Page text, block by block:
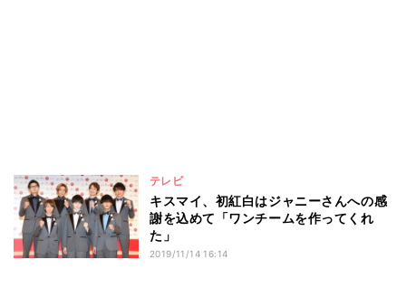
テレビ
キスマイ、初紅白はジャニーさんへの感
謝を込めて「ワンチームを作ってくれ
た」
2019/11/14 16:14